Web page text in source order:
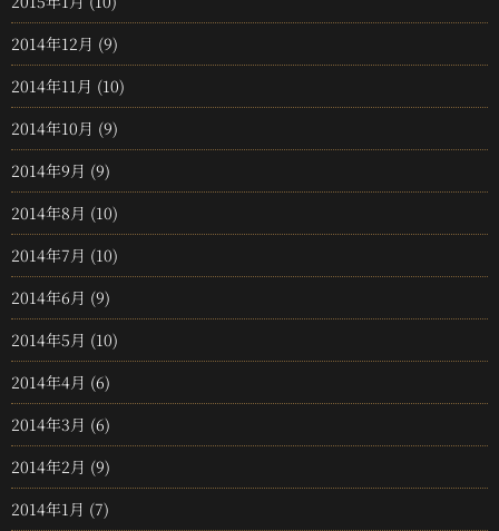
2014年12月 (9)
2014年11月 (10)
2014年10月 (9)
2014年9月 (9)
2014年8月 (10)
2014年7月 (10)
2014年6月 (9)
2014年5月 (10)
2014年4月 (6)
2014年3月 (6)
2014年2月 (9)
2014年1月 (7)